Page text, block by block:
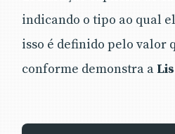
indicando o tipo ao qual
isso é definido pelo valor
conforme demonstra a